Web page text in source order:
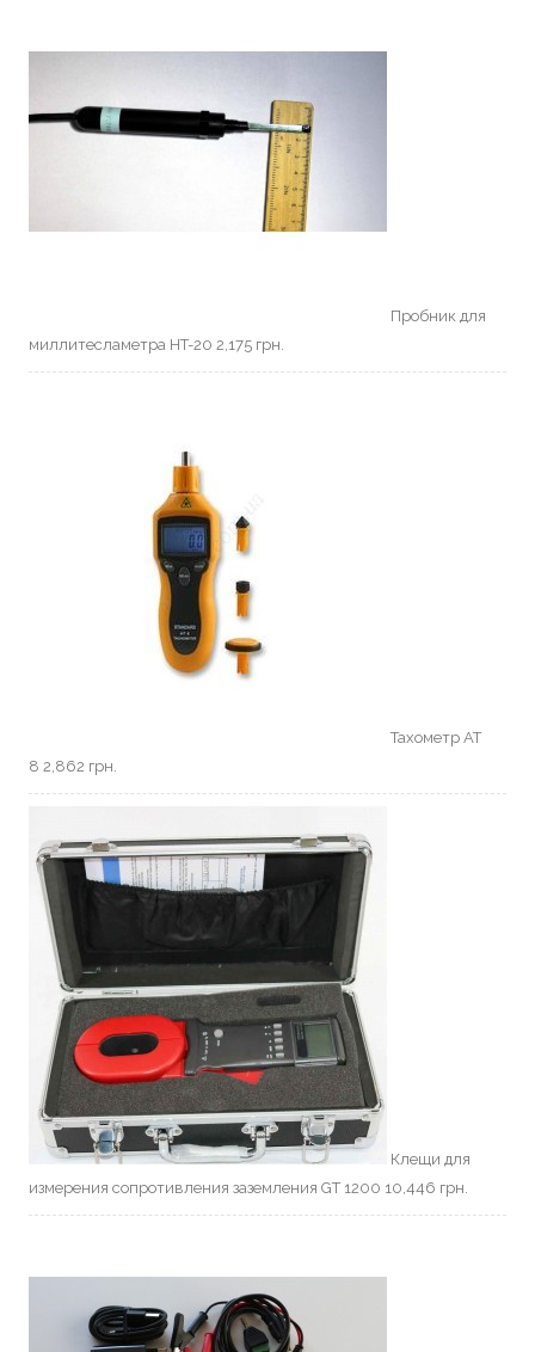
Пробник для
миллитесламетра HT-20 2,175 грн.
Тахометр АТ
8 2,862 грн.
Клещи для
измерения сопротивления заземления GT 1200 10,446 грн.